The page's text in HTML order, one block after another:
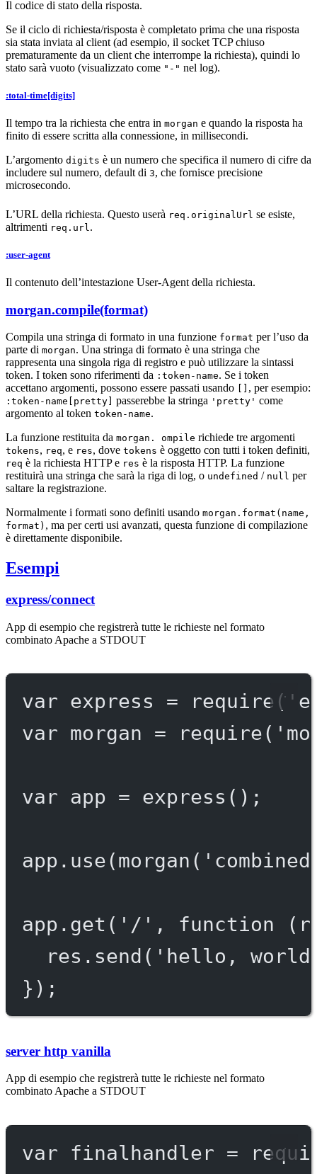
Il codice di stato della risposta.
Se il ciclo di richiesta/risposta è completato prima che una risposta
sia stata inviata al client (ad esempio, il socket TCP chiuso
prematuramente da un client che interrompe la richiesta), quindi lo
stato sarà vuoto (visualizzato come "-" nel log).
:total-time[digits]
Il tempo tra la richiesta che entra in morgan e quando la risposta ha
finito di essere scritta alla connessione, in millisecondi.
L’argomento digits è un numero che specifica il numero di cifre da
includere sul numero, default di 3, che fornisce precisione
microsecondo.
L’URL della richiesta. Questo userà req.originalUrl se esiste,
altrimenti req.url .
:user-agent
Il contenuto dell’intestazione User-Agent della richiesta.
morgan.compile(format)
Compila una stringa di formato in una funzione format per l’uso da
parte di morgan. Una stringa di formato è una stringa che
rappresenta una singola riga di registro e può utilizzare la sintassi
token. I token sono riferimenti da :token-name. Se i token
accettano argomenti, possono essere passati usando
, per esempio:
:token-name[pretty] passerebbe la stringa 'pretty' come
argomento al token token-name.
La funzione restituita da morgan. ompile richiede tre argomenti
tokens, req, e res, dove tokens è oggetto con tutti i token definiti,
req è la richiesta HTTP e res è la risposta HTTP. La funzione
restituirà una stringa che sarà la riga di log, o undefined / null per
saltare la registrazione.
Normalmente i formati sono definiti usando morgan.format(name,
format) , ma per certi usi avanzati, questa funzione di compilazione
è direttamente disponibile.
Esempi
express/connect
App di esempio che registrerà tutte le richieste nel formato
combinato Apache a STDOUT
var express = require (
var morgan = require(
var app = express ();
app. use(morgan (
app. get ( '/' , function (
res. send ( 'hello,
});
server http vanilla
App di esempio che registrerà tutte le richieste nel formato
combinato Apache a STDOUT
var finalhandler =